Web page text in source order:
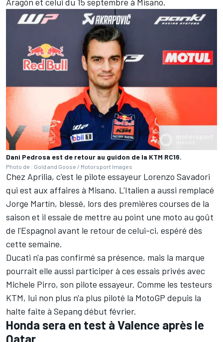
Aragón et celui du 15 septembre à Misano.
Dani Pedrosa est de retour au guidon de la KTM RC16.
Photo de : Gold and Goose / Motorsport Images
Chez Aprilia, c'est le pilote essayeur Lorenzo Savadori
qui est aux affaires à Misano. L'Italien a aussi remplacé
Jorge Martín, blessé, lors des premières courses de la
saison et il essaie de mettre au point une moto au goût
de l'Espagnol avant le retour de celui-ci, espéré dès
cette semaine.
Ducati n'a pas confirmé sa présence, mais la marque
pourrait elle aussi participer à ces essais privés avec
Michele Pirro, son pilote essayeur. Comme les testeurs
KTM, lui non plus n'a plus piloté la MotoGP depuis la
halte faite à Sepang début février.
Honda sera en test à Valence après le
Qatar